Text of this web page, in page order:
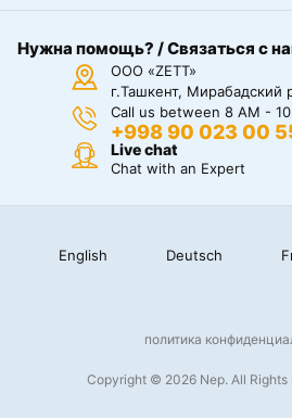
Нужна помощь? / Связаться с
ООО «ZETT»
г.Ташкент, Мирабадский
Call us between 8 AM - 10
+998 90 023 00
Live chat
Chat with an Expert
English Deutsch
Copyright © 2026 Nep. All Rights
политика